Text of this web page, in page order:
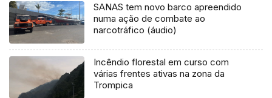
SANAS tem novo barco apreendido
numa ação de combate ao
narcotráfico (áudio)
Incêndio florestal em curso com
várias frentes ativas na zona da
Trompica